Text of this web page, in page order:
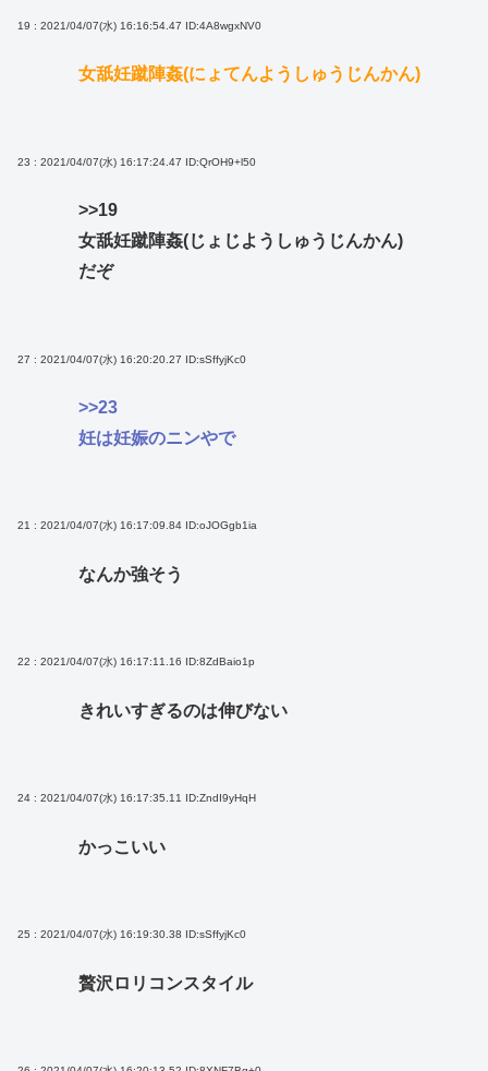
19 : 2021/04/07(水) 16:16:54.47 ID:4A8wgxNV0
女舐妊蹴陣姦(にょてんようしゅうじんかん)
23 : 2021/04/07(水) 16:17:24.47 ID:QrOH9+l50
>>19
女舐妊蹴陣姦(じょじようしゅうじんかん)
だぞ
27 : 2021/04/07(水) 16:20:20.27 ID:sSffyjKc0
>>23
妊は妊娠のニンやで
21 : 2021/04/07(水) 16:17:09.84 ID:oJOGgb1ia
なんか強そう
22 : 2021/04/07(水) 16:17:11.16 ID:8ZdBaio1p
きれいすぎるのは伸びない
24 : 2021/04/07(水) 16:17:35.11 ID:ZndI9yHqH
かっこいい
25 : 2021/04/07(水) 16:19:30.38 ID:sSffyjKc0
贅沢ロリコンスタイル